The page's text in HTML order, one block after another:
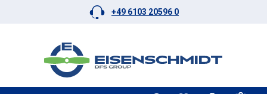
Zum Hauptinhalt springen+49 6103 20596 0